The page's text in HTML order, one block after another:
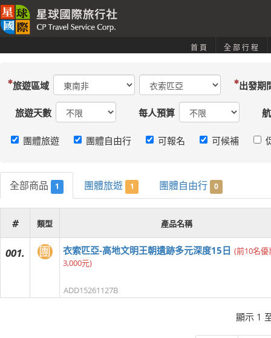
首頁 全部行程
旅遊區域 出發期
旅遊天數 每人預算
團體旅遊 團體自由行 可報名 可候補
全部商品 1 團體旅遊 1 團體自由行 0
# 類型 產品名稱
001. 團 衣索匹亞-高地文明王朝遺跡多元深度15日 (前10名優
3,000元)
ADD15261127B
顯示 1